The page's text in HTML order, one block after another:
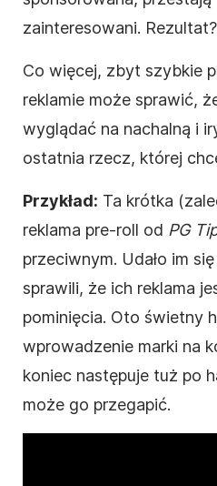
zainteresowani.
Co więcej, zbyt szybkie
reklamie może sprawić,
wyglądać na nachalną i
ostatnia rzecz, której
Przykład: Ta krótka
reklama pre-roll od PG
przeciwnym. Udało im
sprawili, że ich reklama
pominięcia. Oto świetny
wprowadzenie marki na
koniec następuje tuż po
może go przegapić.